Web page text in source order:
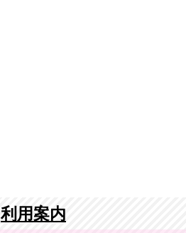
利用案内